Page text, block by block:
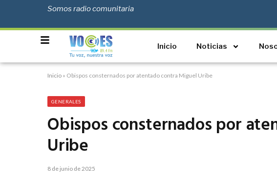
Somos radio comunitaria
Inicio Noticias
Inicio » Obispos consternados por atentado contra Miguel Uribe
GENERALES
Obispos consternados por
Uribe
8 de junio de 2025